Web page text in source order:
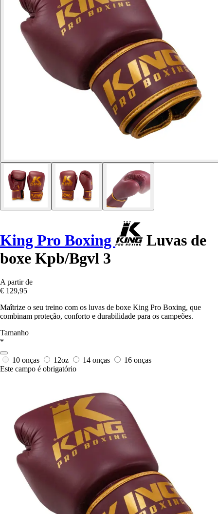
King Pro Boxing
Luvas de
boxe Kpb/Bgvl 3
A partir de
€ 129,95
Maîtrize o seu treino com os luvas de boxe King Pro Boxing, que
combinam proteção, conforto e durabilidade para os campeões.
Tamanho
*
10 onças 12oz 14 onças
16 onças
Este campo é obrigatório